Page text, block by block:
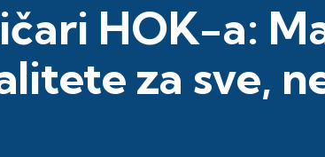
HOK-a:
za sve,